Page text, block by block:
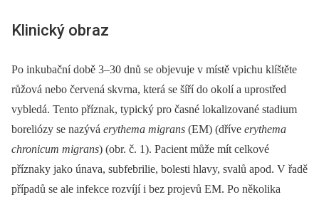
Klinický obraz
Po inkubační době 3–30 dnů se objevuje v místě vpichu klíštěte
růžová nebo červená skvrna, která se šíří do okolí a uprostřed
vybledá. Tento příznak, typický pro časné lokalizované stadium
boreliózy se nazývá erythema migrans (EM) (dříve erythema
chronicum migrans) (obr. č. 1). Pacient může mít celkové
příznaky jako únava, subfebrilie, bolesti hlavy, svalů apod. V řadě
případů se ale infekce rozvíjí i bez projevů EM. Po několika